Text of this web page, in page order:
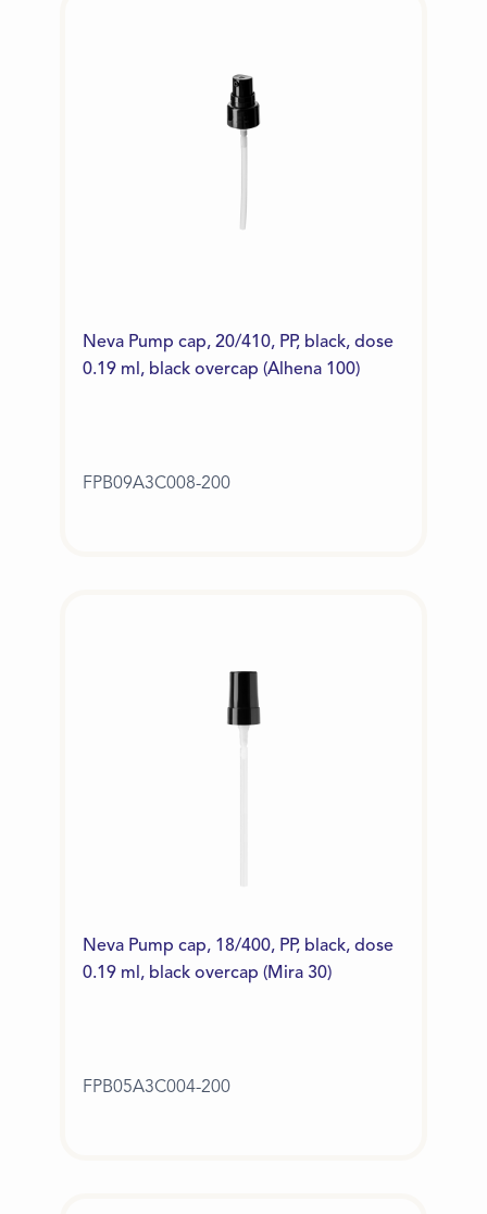
Neva Pump cap, 20/410, PP, black, dose
0.19 ml, black overcap (Alhena 100)
FPB09A3C008-200
Neva Pump cap, 18/400, PP, black, dose
0.19 ml, black overcap (Mira 30)
FPB05A3C004-200